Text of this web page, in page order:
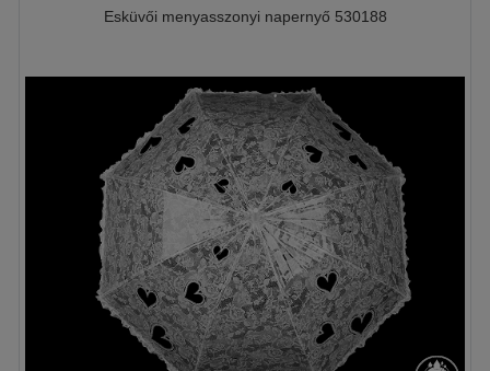
Esküvői menyasszonyi napernyő 530188